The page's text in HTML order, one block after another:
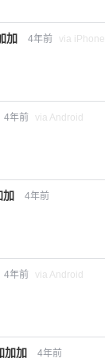
加 4年前 via iPhone
4年前 via Android
加 4年前
4年前 via Android
加加 4年前